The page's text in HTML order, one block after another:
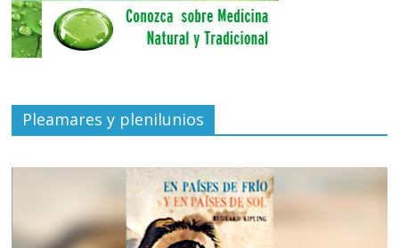
Pleamares y plenilunios